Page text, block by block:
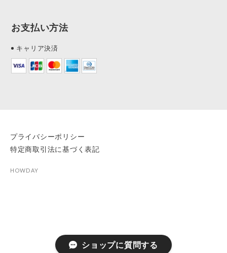
お支払い方法
キャリア決済
プライバシーポリシー
特定商取引法に基づく表記
HOWDAY
ショップに質問する